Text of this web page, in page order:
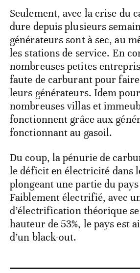
Seulement, avec la crise du
dure depuis plusieurs
générateurs sont à sec, au
les stations de service. En
nombreuses petites
faute de carburant pour
leurs générateurs. Idem
nombreuses villas et
fonctionnent grâce aux
fonctionnant au gasoil.
Du coup, la pénurie de
le déficit en électricité dans
plongeant une partie du
Faiblement électrifié, avec
d’électrification théorique
hauteur de 53%, le pays est
d’un black-out.